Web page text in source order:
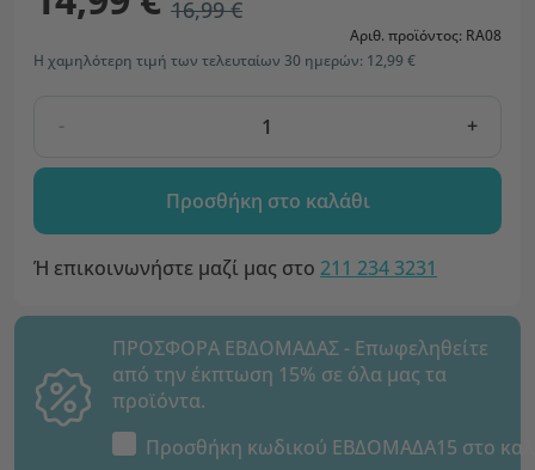
16,99 €
Αριθ. προϊόντος: RA08
Η χαμηλότερη τιμή των τελευταίων 30 ημερών: 12,99 €
- +
Προσθήκη στο καλάθι
Ή επικοινωνήστε μαζί μας στο 211 234 3231
ΠΡΟΣΦΟΡΑ ΕΒΔΟΜΑΔΑΣ - Επωφεληθείτε
από την έκπτωση 15% σε όλα μας τα
προϊόντα.
Προσθήκη κωδικού ΕΒΔΟΜΑΔΑ15 στο